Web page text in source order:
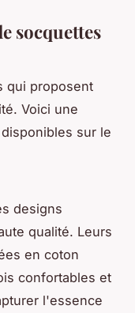
socquettes
qui proposent
Voici une
sur le
designs
qualité. Leurs
en coton
confortables et
l'essence